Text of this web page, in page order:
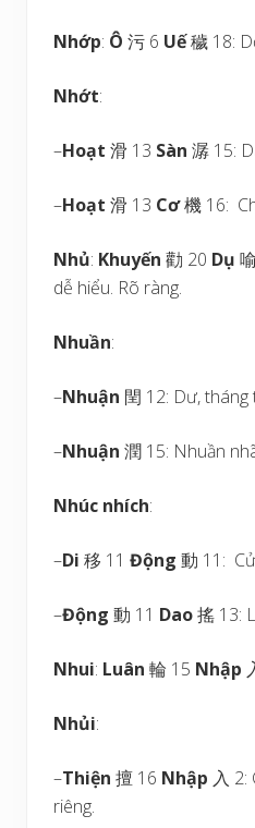
Nhớp: Ô 污 6 Uế穢 18:
Nhớt:
–Hoạt 滑 13 Sàn 潺 15:
–Hoạt 滑 13 Cơ機 16:
Nhủ: Khuyến 勸 20 Dụ
dễ hiểu. Rõ ràng.
Nhuần:
–Nhuận 閏 12: Dư, tháng
–Nhuận 潤 15: Nhuần
Nhúc nhích:
–Di 移 11 Động 動 11:
–Động 動 11 Dao搖 13:
Nhui: Luân 輪 15 Nhập
Nhủi:
–Thiện 擅 16 Nhập 入 2:
riêng.